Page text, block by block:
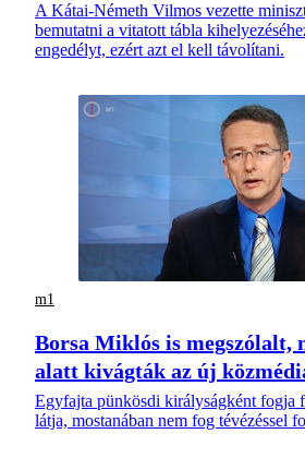
A Kátai-Németh Vilmos vezette
bemutatni a vitatott tábla
engedélyt, ezért azt el kell távolítani.
m1
Borsa Miklós is megszólalt,
alatt kivágták az új
Egyfajta pünkösdi királyságként fogja
látja, mostanában nem fog tévézéssel